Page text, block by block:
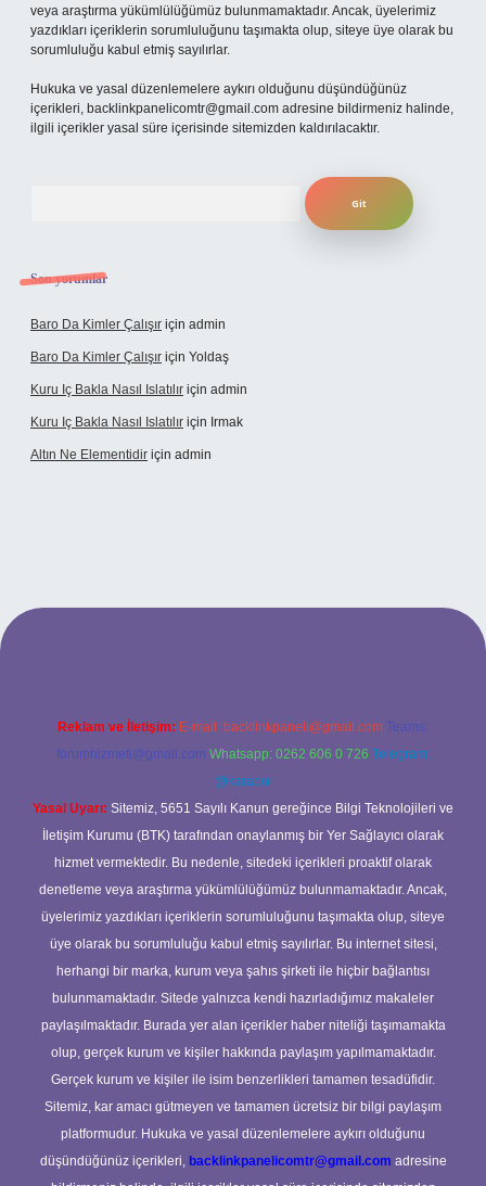
veya araştırma yükümlülüğümüz bulunmamaktadır. Ancak, üyelerimiz
yazdıkları içeriklerin sorumluluğunu taşımakta olup, siteye üye olarak bu
sorumluluğu kabul etmiş sayılırlar.
Hukuka ve yasal düzenlemelere aykırı olduğunu düşündüğünüz
içerikleri, backlinkpanelicomtr@gmail.com adresine bildirmeniz halinde,
ilgili içerikler yasal süre içerisinde sitemizden kaldırılacaktır.
Son yorumlar
Baro Da Kimler Çalışır için admin
Baro Da Kimler Çalışır için Yoldaş
Kuru Iç Bakla Nasıl Islatılır için admin
Kuru Iç Bakla Nasıl Islatılır için Irmak
Altın Ne Elementidir için admin
Reklam ve İletişim: E-mail: backlinkpaneli@gmail.com Teams:
forumhizmeti@gmail.com Whatsapp: 0262 606 0 726 Telegram:
@karabul
Yasal Uyarı: Sitemiz, 5651 Sayılı Kanun gereğince Bilgi Teknolojileri ve
İletişim Kurumu (BTK) tarafından onaylanmış bir Yer Sağlayıcı olarak
hizmet vermektedir. Bu nedenle, sitedeki içerikleri proaktif olarak
denetleme veya araştırma yükümlülüğümüz bulunmamaktadır. Ancak,
üyelerimiz yazdıkları içeriklerin sorumluluğunu taşımakta olup, siteye
üye olarak bu sorumluluğu kabul etmiş sayılırlar. Bu internet sitesi,
herhangi bir marka, kurum veya şahıs şirketi ile hiçbir bağlantısı
bulunmamaktadır. Sitede yalnızca kendi hazırladığımız makaleler
paylaşılmaktadır. Burada yer alan içerikler haber niteliği taşımamakta
olup, gerçek kurum ve kişiler hakkında paylaşım yapılmamaktadır.
Gerçek kurum ve kişiler ile isim benzerlikleri tamamen tesadüfidir.
Sitemiz, kar amacı gütmeyen ve tamamen ücretsiz bir bilgi paylaşım
platformudur. Hukuka ve yasal düzenlemelere aykırı olduğunu
düşündüğünüz içerikleri, backlinkpanelicomtr@gmail.com adresine